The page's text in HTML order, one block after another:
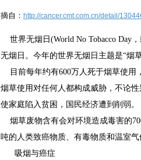
摘自： http://cancer.cmt.com.cn/detail/
世界无烟日(World No Tobacco Day
无烟日。今年的世界无烟日主题是“烟
目前每年约有600万人死于烟草使用
烟草使用对任何人都构成威胁，不论
使家庭陷入贫困，国民经济遭到削弱。
烟草废物含有会对环境造成毒害的
吨的人类致癌物质、有毒物质和温室
吸烟与癌症